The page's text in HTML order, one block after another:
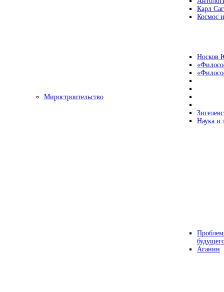
Карл
Космос
Носков
Миростроительство
Наука и
Аганин